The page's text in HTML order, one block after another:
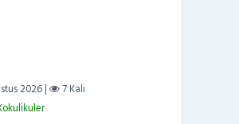
2026 |
7 Kali